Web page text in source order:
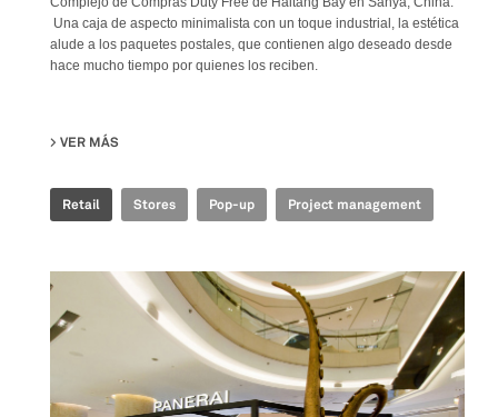
Una caja de aspecto minimalista con un toque industrial, la estética
alude a los paquetes postales, que contienen algo deseado desde
hace mucho tiempo por quienes los reciben.
VER MÁS
Retail Stores Pop-up Project management